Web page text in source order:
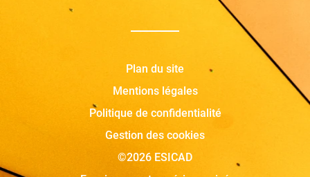
Plan du site
Mentions légales
Politique de confidentialité
Gestion des cookies
©2026 ESICAD